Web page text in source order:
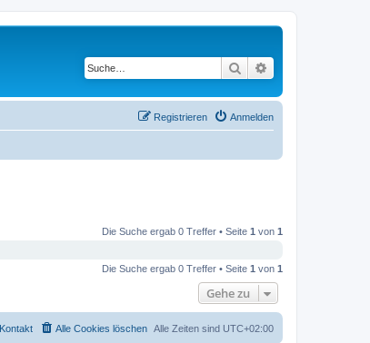
Suche
Anmelden
Registrieren
Die Suche ergab 0 Treffer • Seite 1 von 1
Die Suche ergab 0 Treffer • Seite 1 von 1
Gehe zu
Alle Zeiten sind UTC+02:00
Alle Cookies löschen
Kontakt